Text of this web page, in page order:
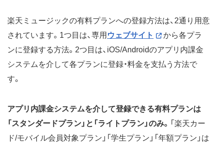
楽天ミュージックの有料プランへの登録方法は、2通り用意
されています。1つ目は、専用 ウェブサイト
から各プラ
ンに登録する方法。2つ目は、iOS/Androidのアプリ内課金
システムを介して各プランに登録・料金を支払う方法で
す。
アプリ内課金システムを介して登録できる有料プランは
「スタンダードプラン」と「ライトプラン」のみ。 「楽天カー
ド/モバイル会員対象プラン」「学生プラン」「年額プラン」は